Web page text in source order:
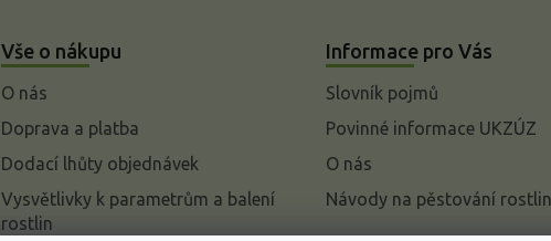
Vše o nákupu
O nás
Doprava a platba
Dodací lhůty objednávek
Vysvětlivky k parametrům a balení
rostlin
Informace pro Vás
Slovník pojmů
Povinné informace UKZÚZ
O nás
Návody na pěstování rostlin